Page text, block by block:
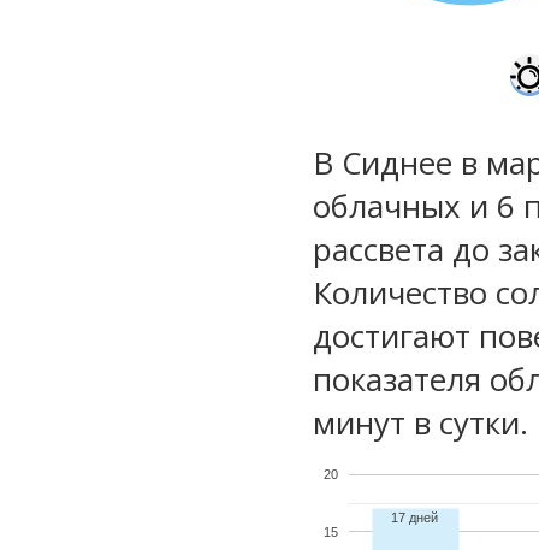
В Сиднее в
облачных и 6
рассвета до
Количество
достигают
показателя
минут в сутки.
15
20
17 дней